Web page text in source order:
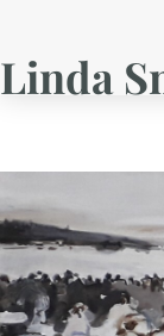
Linda